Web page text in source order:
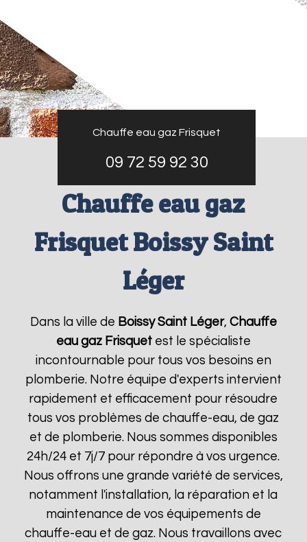
Chauffe eau gaz Frisquet
09 72 59 92 30
Chauffe eau gaz
Frisquet Boissy Saint
Léger
Dans la ville de Boissy Saint Léger, Chauffe
eau gaz Frisquetest le spécialiste
incontournable pour tous vos besoins en
plomberie. Notre équipe d'experts intervient
rapidement et efficacement pour résoudre
tous vos problèmes de chauffe-eau, de gaz
et de plomberie. Nous sommes disponibles
24h/24 et 7j/7 pour répondre à vos urgence.
Nous offrons une grande variété de services,
notamment l'installation, la réparation et la
maintenance de vos équipements de
chauffe-eau et de gaz. Nous travaillons avec